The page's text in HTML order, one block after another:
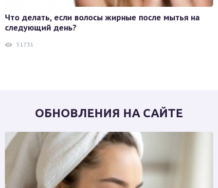
Что делать, если волосы жирные после мытья на
следующий день?
51731
ОБНОВЛЕНИЯ НА САЙТЕ